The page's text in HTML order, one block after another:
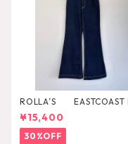
ROLLA’S EASTCOAST
RE AVA
¥15,400
30%OFF